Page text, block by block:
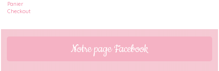
Panier
Checkout
Notre page Facebook